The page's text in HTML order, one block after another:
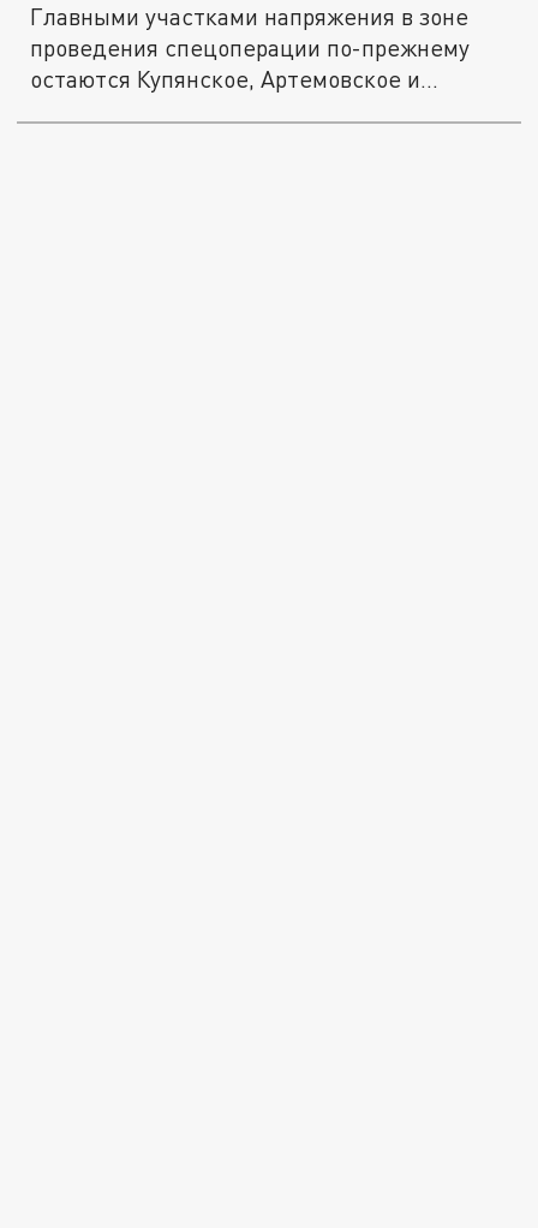
Главными участками напряжения в зоне
проведения спецоперации по-прежнему
остаются Купянское, Артемовское и...